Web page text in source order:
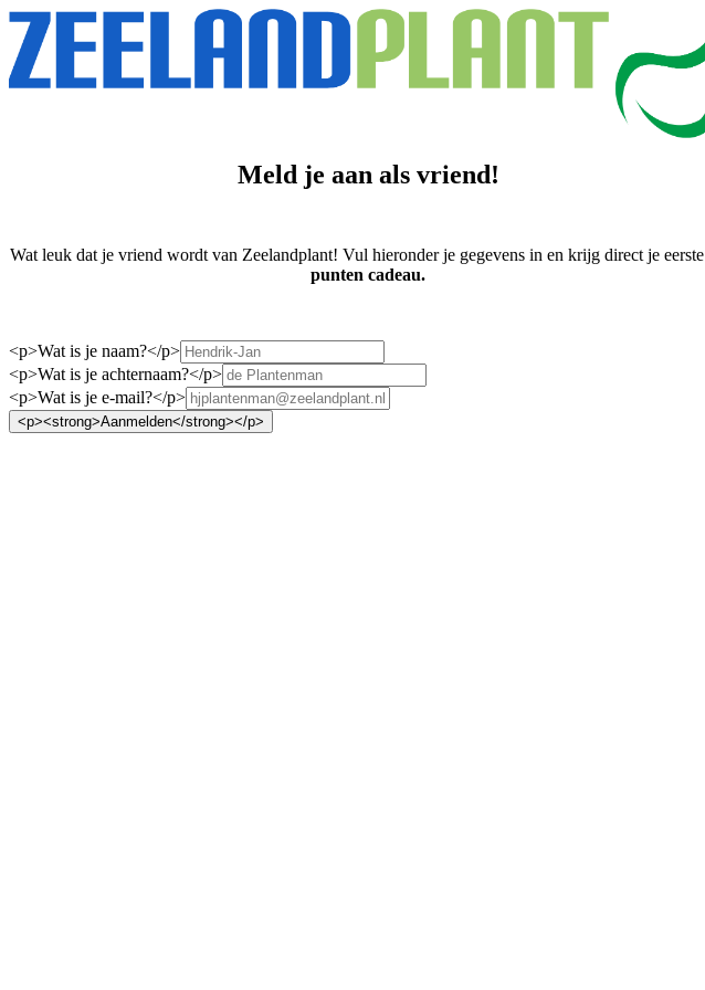
Meld je aan als vriend!
Wat leuk dat je vriend wordt van Zeelandplant! Vul hieronder je gegevens in en krijg direct je eerste
punten cadeau.
<p>Wat is je naam?</p>
<p>Wat is je achternaam?</p>
<p>Wat is je e-mail?</p>
<p><strong>Aanmelden</strong></p>